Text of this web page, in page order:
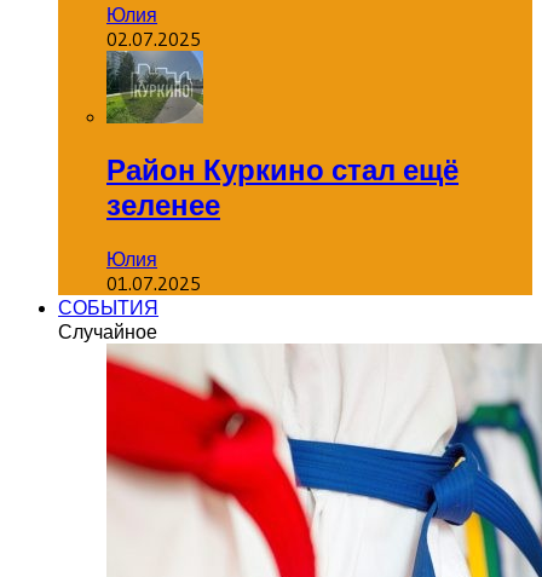
Юлия
02.07.2025
Район Куркино стал ещё
зеленее
Юлия
01.07.2025
СОБЫТИЯ
Случайное